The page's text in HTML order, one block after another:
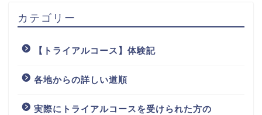
カテゴリー
【トライアルコース】体験記
各地からの詳しい道順
実際にトライアルコースを受けられた方の